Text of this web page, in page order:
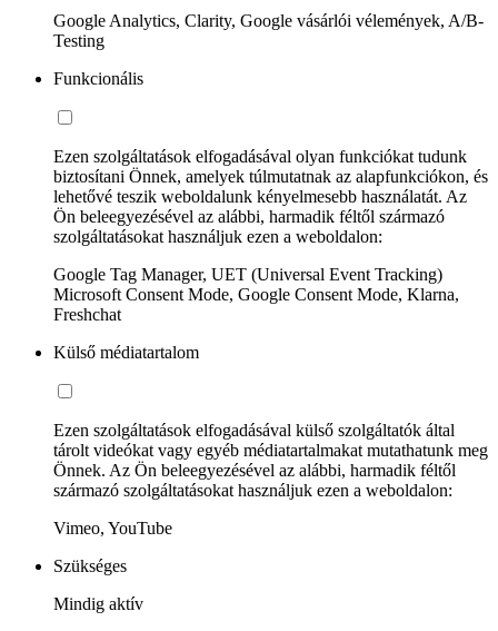
Google Analytics, Clarity, Google vásárlói vélemények, A/B-
Testing
Funkcionális
Ezen szolgáltatások elfogadásával olyan funkciókat tudunk
biztosítani Önnek, amelyek túlmutatnak az alapfunkciókon, és
lehetővé teszik weboldalunk kényelmesebb használatát. Az
Ön beleegyezésével az alábbi, harmadik féltől származó
szolgáltatásokat használjuk ezen a weboldalon:
Google Tag Manager, UET (Universal Event Tracking)
Microsoft Consent Mode, Google Consent Mode, Klarna,
Freshchat
Külső médiatartalom
Ezen szolgáltatások elfogadásával külső szolgáltatók által
tárolt videókat vagy egyéb médiatartalmakat mutathatunk meg
Önnek. Az Ön beleegyezésével az alábbi, harmadik féltől
származó szolgáltatásokat használjuk ezen a weboldalon:
Vimeo, YouTube
Szükséges
Mindig aktív